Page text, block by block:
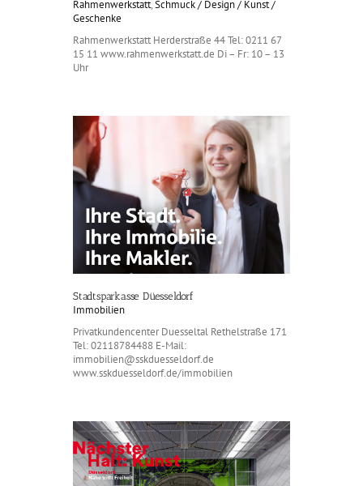
Rahmenwerkstatt,Schmuck / Design / Kunst /
Geschenke
Rahmenwerkstatt Herderstraße 44 Tel: 0211 67
15 11 www.rahmenwerkstatt.de Di – Fr: 10 – 13
Uhr
Stadtsparkasse Düesseldorf
Immobilien
Privatkundencenter Duesseltal Rethelstraße 171
Tel: 02118784488 E-Mail:
immobilien@sskduesseldorf.de
www.sskduesseldorf.de/immobilien